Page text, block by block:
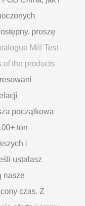
proszę
Mill Test
of the products
początkowa
ton
i
ustalasz
nasze
czas. Z